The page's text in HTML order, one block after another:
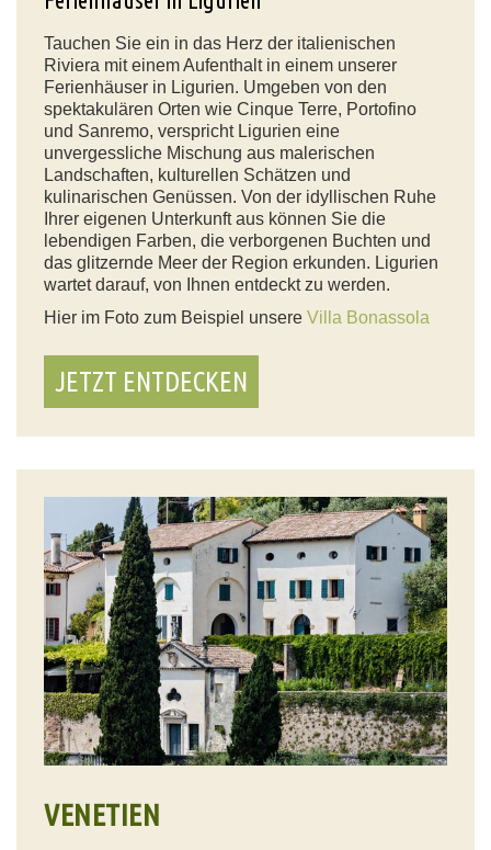
Tauchen Sie ein in das Herz der italienischen
Riviera mit einem Aufenthalt in einem unserer
Ferienhäuser in Ligurien. Umgeben von den
spektakulären Orten wie Cinque Terre, Portofino
und Sanremo, verspricht Ligurien eine
unvergessliche Mischung aus malerischen
Landschaften, kulturellen Schätzen und
kulinarischen Genüssen. Von der idyllischen Ruhe
Ihrer eigenen Unterkunft aus können Sie die
lebendigen Farben, die verborgenen Buchten und
das glitzernde Meer der Region erkunden. Ligurien
wartet darauf, von Ihnen entdeckt zu werden.
Hier im Foto zum Beispiel unsere Villa Bonassola
JETZT ENTDECKEN
VENETIEN